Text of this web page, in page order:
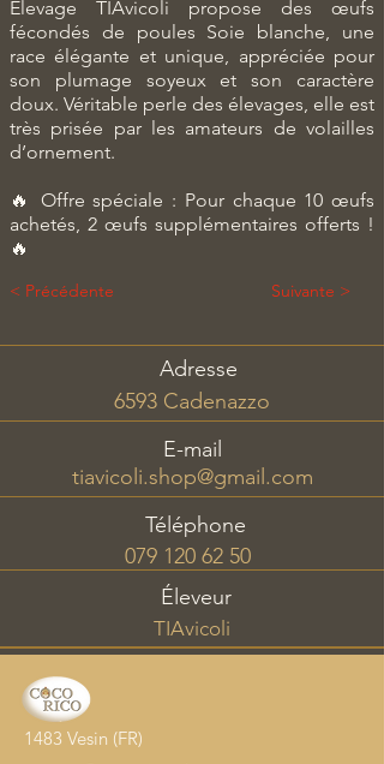
Élevage TIAvicoli propose des œufs
fécondés de poules Soie blanche, une
race élégante et unique, appréciée pour
son plumage soyeux et son caractère
doux. Véritable perle des élevages, elle est
très prisée par les amateurs de volailles
d’ornement.
🔥 Offre spéciale : Pour chaque 10 œufs
achetés, 2 œufs supplémentaires offerts !
🔥
< Précédente Suivante >
Adresse
6593 Cadenazzo
E-mail
tiavicoli.shop@gmail.com
Téléphone
079 120 62 50
Éleveur
TIAvicoli
1483 Vesin (FR)